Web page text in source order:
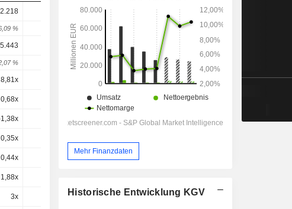
20.482
% 27,18 % 31,81 % -
24.504 24.650
% 24,15 % 27,81 % 0,59 %
8,81x 7,13x 8,61x 8,63x
0,68x 1,16x 1,11x
0x -0,5x
0,35x
0,44x 0,76x 0,86x
1,88x
3x 4,16x 4,29x 4,97x
Mehr Finanzdaten
Historische Entwicklung KGV